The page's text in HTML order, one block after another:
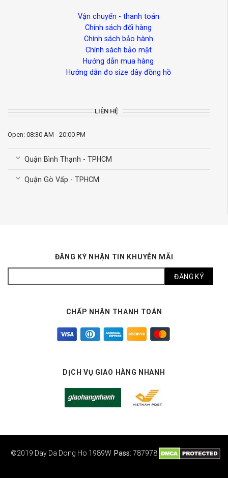
Vận chuyển - thanh toán
Chính sách đổi hàng
Chính sách bảo hành
Chính sách bảo mật
Hướng dẫn mua hàng
Hướng dẫn đo size dây đồng hồ
LIÊN HỆ
Open: 08:30 AM - 20:00 PM
Quận Bình Thạnh - TPHCM
Quận Gò Vấp - TPHCM
ĐĂNG KÝ NHẬN TIN KHUYỄN MÃI
CHẤP NHẬN THANH TOÁN
DỊCH VỤ GIAO HÀNG NHANH
©2019 Day Da Dong Ho 1989W Pass: 787978